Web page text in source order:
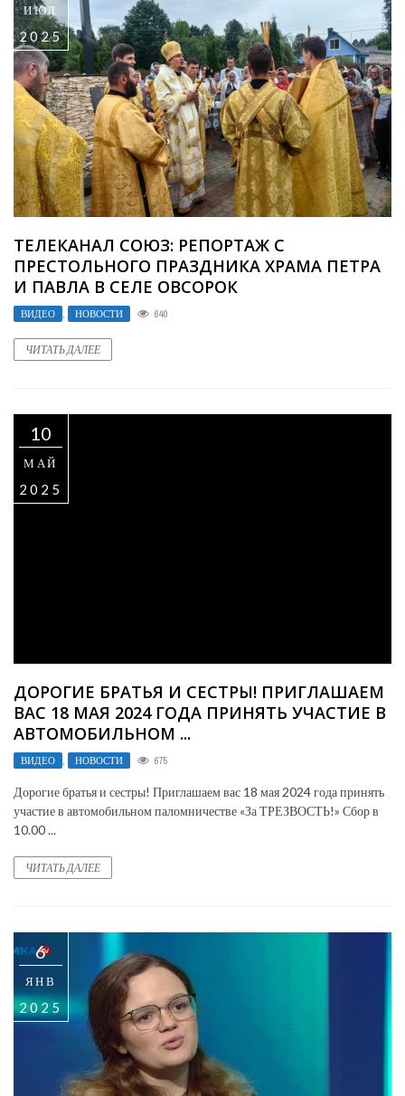
ИЮЛ
2025
ТЕЛЕКАНАЛ СОЮЗ: РЕПОРТАЖ С
ПРЕСТОЛЬНОГО ПРАЗДНИКА ХРАМА ПЕТРА
И ПАВЛА В СЕЛЕ ОВСОРОК
ВИДЕО НОВОСТИ 640
ЧИТАТЬ ДАЛЕЕ
10
МАЙ
2025
ДОРОГИЕ БРАТЬЯ И СЕСТРЫ! ПРИГЛАШАЕМ
ВАС 18 МАЯ 2024 ГОДА ПРИНЯТЬ УЧАСТИЕ В
АВТОМОБИЛЬНОМ ...
ВИДЕО , НОВОСТИ 675
Дорогие братья и сестры! Приглашаем вас 18 мая 2024 года принять
участие в автомобильном паломничестве «За ТРЕЗВОСТЬ!» Сбор в
10.00 ...
ЧИТАТЬ ДАЛЕЕ
6
ЯНВ
2025